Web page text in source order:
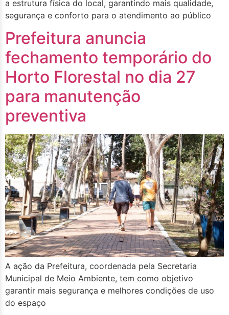
a estrutura física do local, garantindo mais qualidade,
segurança e conforto para o atendimento ao público
Prefeitura anuncia
fechamento temporário do
Horto Florestal no dia 27
para manutenção
preventiva
A ação da Prefeitura, coordenada pela Secretaria
Municipal de Meio Ambiente, tem como objetivo
garantir mais segurança e melhores condições de uso
do espaço